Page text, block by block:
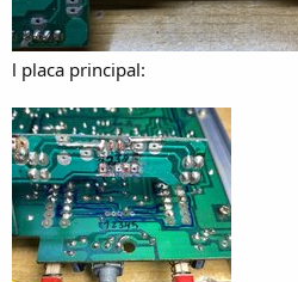
l placa principal: